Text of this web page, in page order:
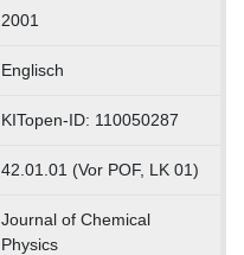
2001
Englisch
KITopen-ID: 110050287
42.01.01 (Vor POF, LK 01)
Journal of Chemical
Physics